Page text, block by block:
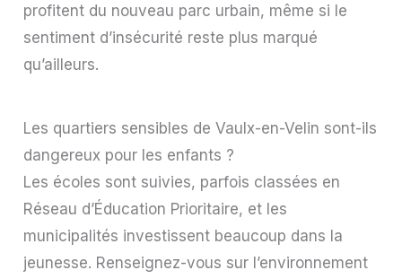
profitent du nouveau parc urbain, même si le
sentiment d’insécurité reste plus marqué
qu’ailleurs.
Les quartiers sensibles de Vaulx-en-Velin sont-ils
dangereux pour les enfants ?
Les écoles sont suivies, parfois classées en
Réseau d’Éducation Prioritaire, et les
municipalités investissent beaucoup dans la
jeunesse. Renseignez-vous sur l’environnement